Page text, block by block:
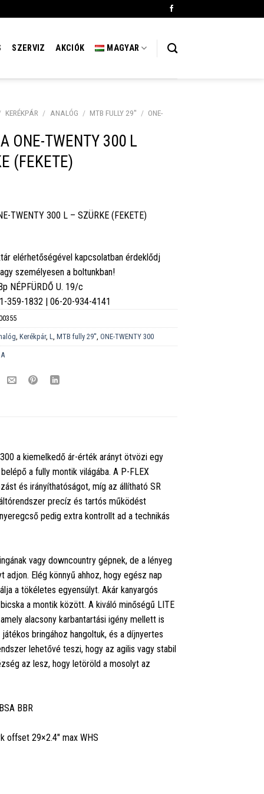
SZERVIZ AKCIÓK MAGYAR
KERÉKPÁR / ANALÓG / MTB FULLY 29'' / ONE-
ONE-TWENTY 300 L
(FEKETE)
TWENTY 300 L – SZÜRKE (FEKETE)
elérhetőségével kapcsolatban érdeklődj
személyesen a boltunkban!
NÉPFÜRDŐ U. 19/c
359-1832 | 06-20-934-4141
,Kerékpár,L ,MTB fully 29'' ,ONE-TWENTY 300
a kiemelkedő ár-érték arányt ötvözi egy
a fully montik világába. A P-FLEX
és irányíthatóságot, míg az állítható SR
precíz és tartós működést
pedig extra kontrollt ad a technikás
vagy downcountry gépnek, de a lényeg
Elég könnyű ahhoz, hogy egész nap
a tökéletes egyensúlyt. Akár kanyargós
a montik között. A kiváló minőségű LITE
alacsony karbantartási igény mellett is
bringához hangoltuk, és a díjnyertes
lehetővé teszi, hogy az agilis vagy stabil
az lesz, hogy letöröld a mosolyt az
BBR
offset 29×2.4" max WHS